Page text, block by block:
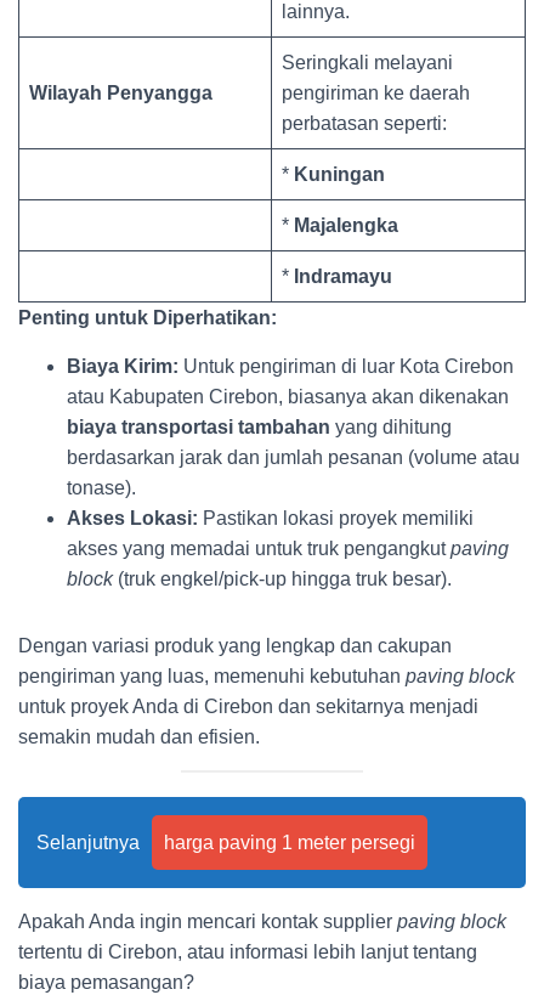
lainnya.
Wilayah Penyangga
Seringkali melayani
pengiriman ke daerah
perbatasan seperti:
* Kuningan
* Majalengka
* Indramayu
Penting untuk Diperhatikan:
Biaya Kirim: Untuk pengiriman di luar Kota Cirebon
atau Kabupaten Cirebon, biasanya akan dikenakan
biaya transportasi tambahan yang dihitung
berdasarkan jarak dan jumlah pesanan (volume atau
tonase).
Akses Lokasi: Pastikan lokasi proyek memiliki
akses yang memadai untuk truk pengangkutpaving
block(truk engkel/pick-up hingga truk besar).
Dengan variasi produk yang lengkap dan cakupan
pengiriman yang luas, memenuhi kebutuhan paving block
untuk proyek Anda di Cirebon dan sekitarnya menjadi
semakin mudah dan efisien.
Selanjutnya harga paving 1 meter persegi
Apakah Anda ingin mencari kontak supplier paving block
tertentu di Cirebon, atau informasi lebih lanjut tentang
biaya pemasangan?